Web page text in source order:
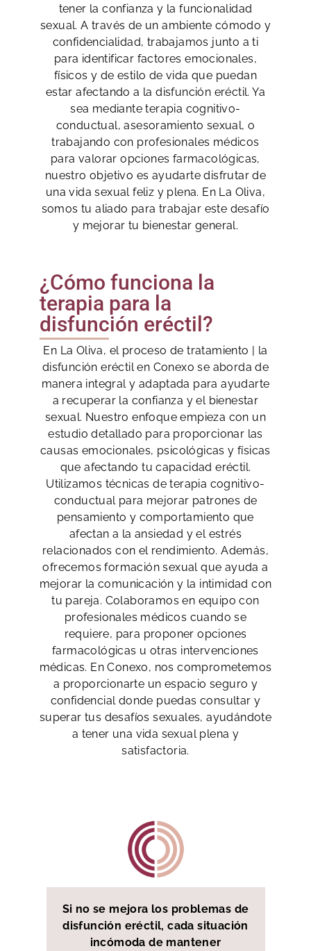
tener la confianza y la funcionalidad
sexual. A través de un ambiente cómodo y
confidencialidad, trabajamos junto a ti
para identificar factores emocionales,
físicos y de estilo de vida que puedan
estar afectando a la disfunción eréctil. Ya
sea mediante terapia cognitivo-
conductual, asesoramiento sexual, o
trabajando con profesionales médicos
para valorar opciones farmacológicas,
nuestro objetivo es ayudarte disfrutar de
una vida sexual feliz y plena. En La Oliva,
somos tu aliado para trabajar este desafío
y mejorar tu bienestar general.
¿Cómo funciona la
terapia para la
disfunción eréctil?
En La Oliva, el proceso de tratamiento | la
disfunción eréctil en Conexo se aborda de
manera integral y adaptada para ayudarte
a recuperar la confianza y el bienestar
sexual. Nuestro enfoque empieza con un
estudio detallado para proporcionar las
causas emocionales, psicológicas y físicas
que afectando tu capacidad eréctil.
Utilizamos técnicas de terapia cognitivo-
conductual para mejorar patrones de
pensamiento y comportamiento que
afectan a la ansiedad y el estrés
relacionados con el rendimiento. Además,
ofrecemos formación sexual que ayuda a
mejorar la comunicación y la intimidad con
tu pareja. Colaboramos en equipo con
profesionales médicos cuando se
requiere, para proponer opciones
farmacológicas u otras intervenciones
médicas. En Conexo, nos comprometemos
a proporcionarte un espacio seguro y
confidencial donde puedas consultar y
superar tus desafíos sexuales, ayudándote
a tener una vida sexual plena y
satisfactoria.
Si no se mejora los problemas de
disfunción eréctil, cada situación
incómoda de mantener